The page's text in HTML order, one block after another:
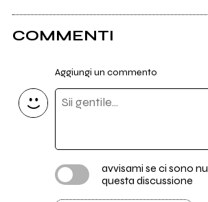
COMMENTI
Aggiungi un commento
avvisami se ci sono
questa discussione